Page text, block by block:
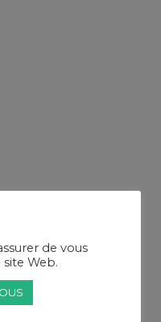
de vous
Web.